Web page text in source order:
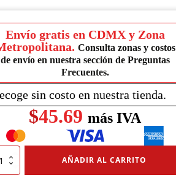
Envío gratis en CDMX y Zona
Consulta zonas y costos
de envío en nuestra sección de Preguntas
Frecuentes.
sin costo en nuestra tienda.
$45.69 más IVA
AÑADIR AL CARRITO